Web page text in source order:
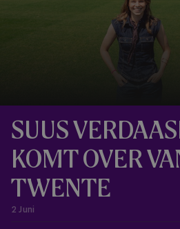
SUUS
KOMT OVER
TWENTE
2 Juni